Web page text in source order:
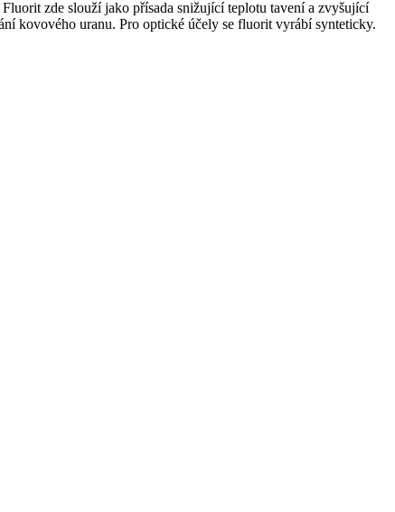
zde slouží jako přísada snižující teplotu tavení a zvyšující
kovového uranu. Pro optické účely se fluorit vyrábí synteticky.